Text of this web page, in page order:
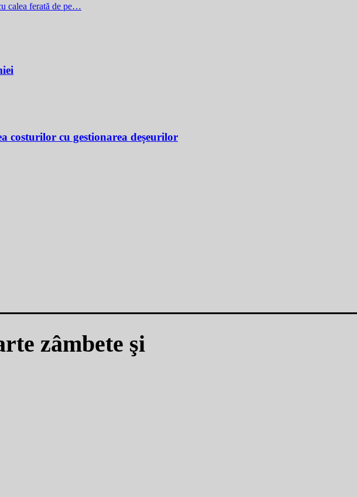
calea ferată de pe…
costurilor cu gestionarea deșeurilor
zâmbete şi